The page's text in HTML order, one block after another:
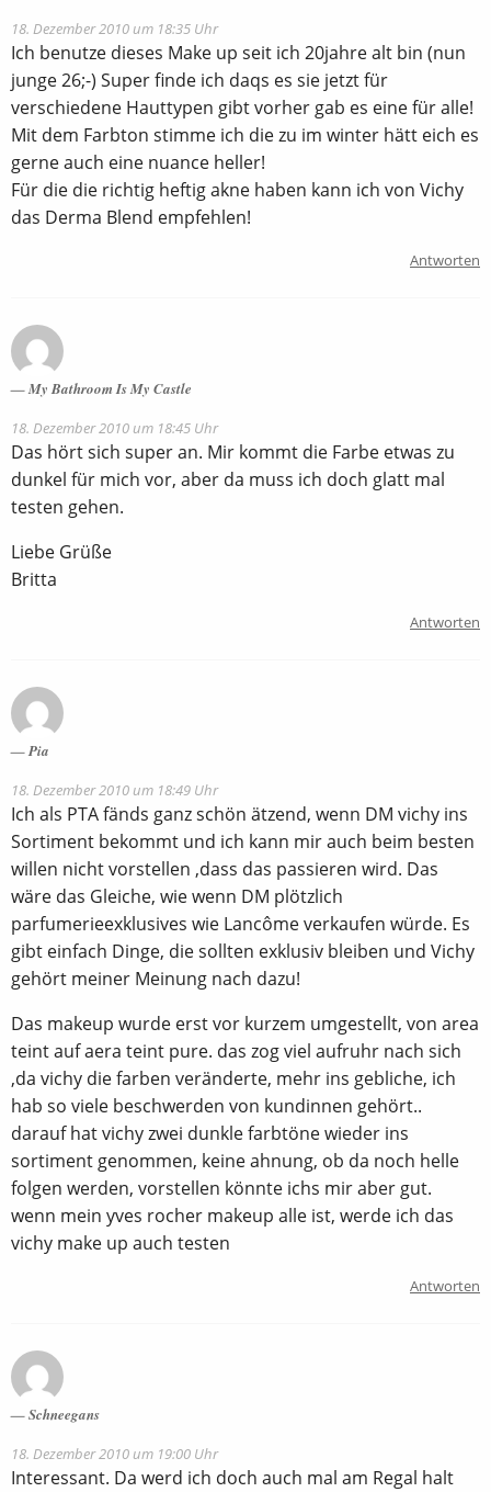
18. Dezember 2010 um 18:35 Uhr
Ich benutze dieses Make up seit ich 20jahre alt bin (nun
junge 26;-) Super finde ich daqs es sie jetzt für
verschiedene Hauttypen gibt vorher gab es eine für alle!
Mit dem Farbton stimme ich die zu im winter hätt eich es
gerne auch eine nuance heller!
Für die die richtig heftig akne haben kann ich von Vichy
das Derma Blend empfehlen!
Antworten
My Bathroom Is My Castle
18. Dezember 2010 um 18:45 Uhr
Das hört sich super an. Mir kommt die Farbe etwas zu
dunkel für mich vor, aber da muss ich doch glatt mal
testen gehen.
Liebe Grüße
Britta
Antworten
Pia
18. Dezember 2010 um 18:49 Uhr
Ich als PTA fänds ganz schön ätzend, wenn DM vichy ins
Sortiment bekommt und ich kann mir auch beim besten
willen nicht vorstellen ,dass das passieren wird. Das
wäre das Gleiche, wie wenn DM plötzlich
parfumerieexklusives wie Lancôme verkaufen würde. Es
gibt einfach Dinge, die sollten exklusiv bleiben und Vichy
gehört meiner Meinung nach dazu!
Das makeup wurde erst vor kurzem umgestellt, von area
teint auf aera teint pure. das zog viel aufruhr nach sich
,da vichy die farben veränderte, mehr ins gebliche, ich
hab so viele beschwerden von kundinnen gehört..
darauf hat vichy zwei dunkle farbtöne wieder ins
sortiment genommen, keine ahnung, ob da noch helle
folgen werden, vorstellen könnte ichs mir aber gut.
wenn mein yves rocher makeup alle ist, werde ich das
vichy make up auch testen
Antworten
Schneegans
18. Dezember 2010 um 19:00 Uhr
Interessant. Da werd ich doch auch mal am Regal halt